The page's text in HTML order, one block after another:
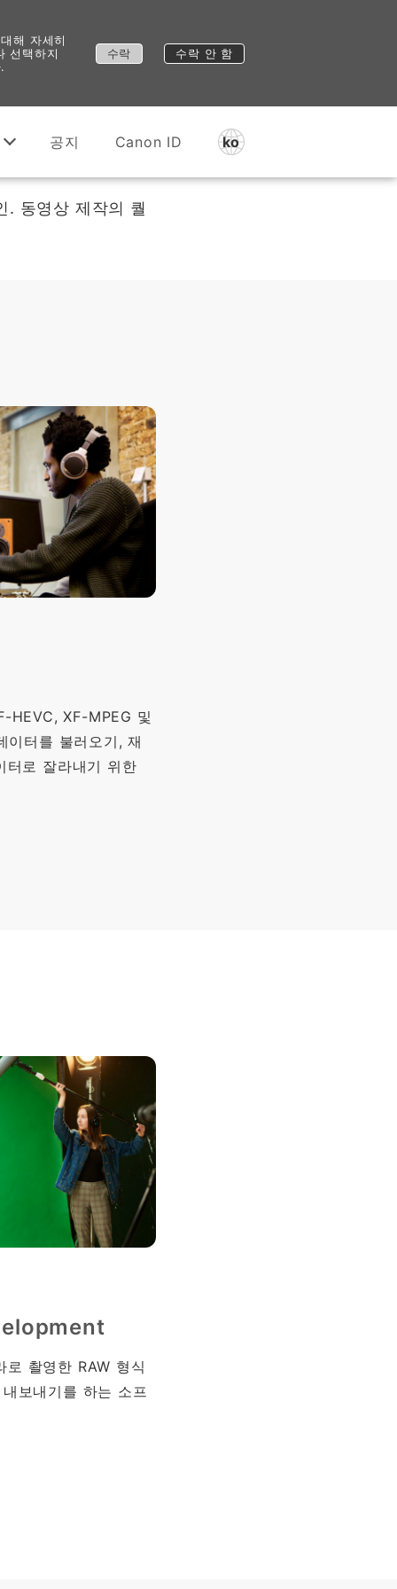
해 자세히
선택하지
수락 수락 안 함
공지 Canon ID ko
. 동영상 제작의 퀄
HEVC, XF-MPEG 및
이터를 불러오기, 재
터로 잘라내기 위한
로 촬영한 RAW 형식
보내기를 하는 소프